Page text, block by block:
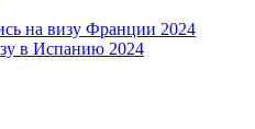
на визу Франции 2024
в Испанию 2024